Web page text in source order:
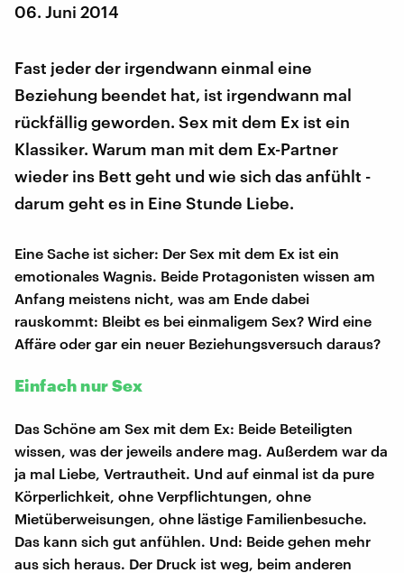
06. Juni 2014
Fast jeder der irgendwann einmal eine
Beziehung beendet hat, ist irgendwann mal
rückfällig geworden. Sex mit dem Ex ist ein
Klassiker. Warum man mit dem Ex-Partner
wieder ins Bett geht und wie sich das anfühlt -
darum geht es in Eine Stunde Liebe.
Eine Sache ist sicher: Der Sex mit dem Ex ist ein
emotionales Wagnis. Beide Protagonisten wissen am
Anfang meistens nicht, was am Ende dabei
rauskommt: Bleibt es bei einmaligem Sex? Wird eine
Affäre oder gar ein neuer Beziehungsversuch daraus?
Einfach nur Sex
Das Schöne am Sex mit dem Ex: Beide Beteiligten
wissen, was der jeweils andere mag. Außerdem war da
ja mal Liebe, Vertrautheit. Und auf einmal ist da pure
Körperlichkeit, ohne Verpflichtungen, ohne
Mietüberweisungen, ohne lästige Familienbesuche.
Das kann sich gut anfühlen. Und: Beide gehen mehr
aus sich heraus. Der Druck ist weg, beim anderen